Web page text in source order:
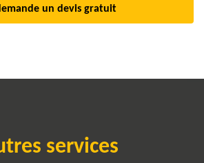
un devis gratuit
services